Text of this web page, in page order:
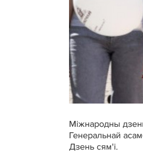
Міжнародны
Генеральнай
Дзень сям'і.